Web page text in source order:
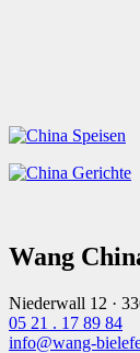
Wang
Niederwall 12 ·
05 21 . 17 89 84
info@wang-